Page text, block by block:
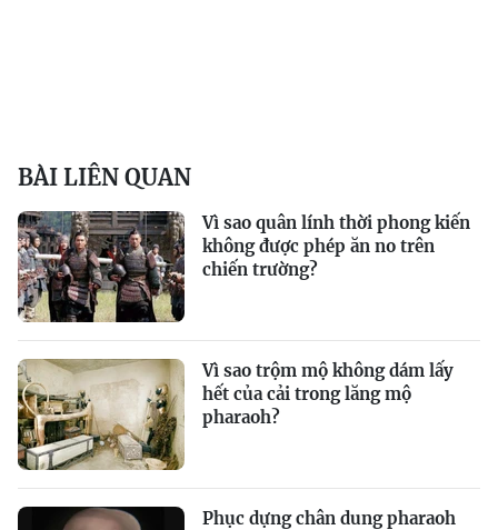
BÀI LIÊN QUAN
Vì sao quân lính thời phong kiến
không được phép ăn no trên
chiến trường?
Vì sao trộm mộ không dám lấy
hết của cải trong lăng mộ
pharaoh?
Phục dựng chân dung pharaoh